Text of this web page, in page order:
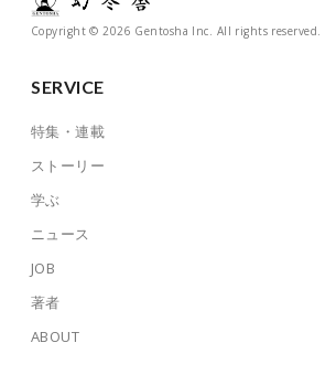
Copyright © 2026 Gentosha Inc. All rights reserved.
SERVICE
特集・連載
ストーリー
学ぶ
ニュース
JOB
著者
ABOUT